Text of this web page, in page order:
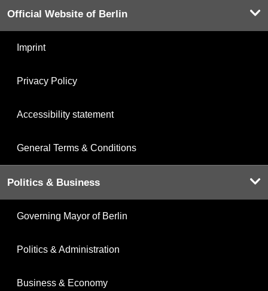
Official Website of Berlin
Imprint
Privacy Policy
Accessibility statement
General Terms & Conditions
Politics & Business
Governing Mayor of Berlin
Politics & Administration
Business & Economy